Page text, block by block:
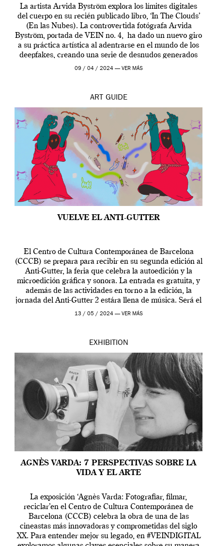
La artista Arvida Byström explora los límites digitales
del cuerpo en su recién publicado libro, ‘In The Clouds’
(En las Nubes). La controvertida fotógrafa Arvida
Byström, portada de VEIN no. 4, ha dado un nuevo giro
a su práctica artística al adentrarse en el mundo de los
deepfakes, creando una serie de desnudos generados
por […]
09 / 04 / 2024 — VER MÁS
ART GUIDE
VUELVE EL ANTI-GUTTER
El Centro de Cultura Contemporánea de Barcelona
(CCCB) se prepara para recibir en su segunda edición al
Anti-Gutter, la feria que celebra la autoedición y la
microedición gráfica y sonora. La entrada es gratuita, y
además de las actividades en torno a la edición, la
jornada del Anti-Gutter 2 estára llena de música. Será el
[…]
13 / 05 / 2024 — VER MÁS
EXHIBITION
AGNÈS VARDA: 7 PERSPECTIVAS SOBRE LA
VIDA Y EL ARTE
La exposición ‘Agnès Varda: Fotografiar, filmar,
reciclar’en el Centro de Cultura Contemporánea de
Barcelona (CCCB) celebra la obra de una de las
cineastas más innovadoras y comprometidas del siglo
XX. Para entender mejor su legado, en #VEINDIGITAL